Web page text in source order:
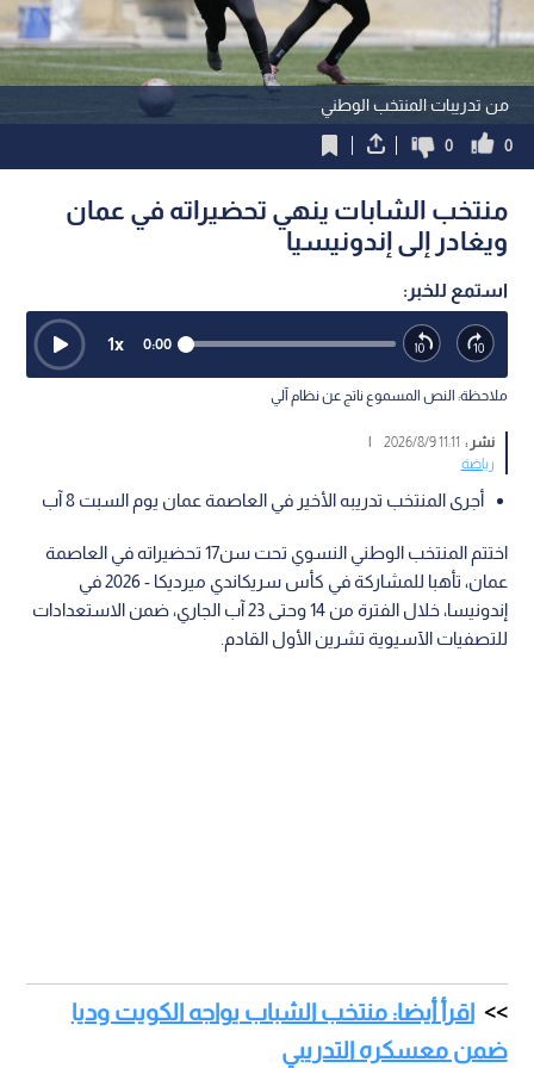
من تدريبات المنتخب الوطني
0
0
منتخب الشابات ينهي تحضيراته في عمان
ويغادر إلى إندونيسيا
استمع للخبر:
0:00
1x
ملاحظة: النص المسموع ناتج عن نظام آلي
نشر : 11:11 2026/8/9
|
رياضة
أجرى المنتخب تدريبه الأخير في العاصمة عمان يوم السبت 8 آب
اختتم المنتخب الوطني النسوي تحت سن17 تحضيراته في العاصمة
عمان، تأهبا للمشاركة في كأس سريكاندي ميرديكا - 2026 في
إندونيسا، خلال الفترة من 14 وحتى 23 آب الجاري، ضمن الاستعدادات
للتصفيات الآسيوية تشرين الأول القادم.